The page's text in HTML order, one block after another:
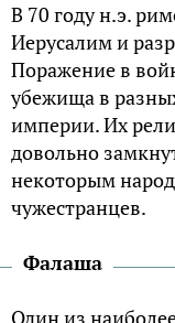
В 70 году н.э.
Иерусалим и
Поражение в
убежища в
империи. Их
довольно
некоторым
чужестранцев.
Фалаша